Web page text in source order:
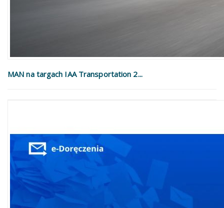
MAN na targach IAA Transportation 2...